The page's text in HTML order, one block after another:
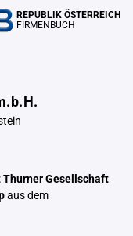
REPUBLIK ÖSTERREICH
FIRMENBUCH
Thurner Gesellschaft
aus dem